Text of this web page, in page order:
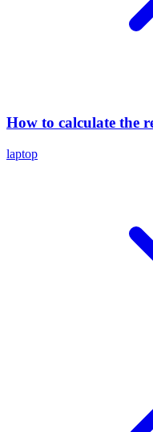
How to calculate the
laptop